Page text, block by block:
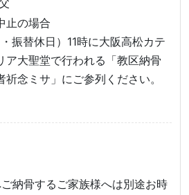
止の場合
振替休日）11時に大阪高松カテ
ア大聖堂で行われる「教区納骨
祈念ミサ」にご参列ください。
納骨するご家族様へは別途お時